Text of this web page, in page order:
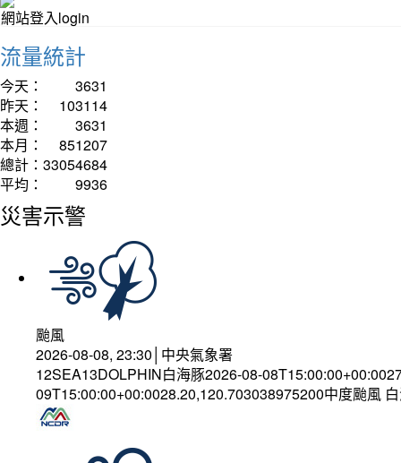
網站登入login
流量統計
今天：
3631
昨天：
103114
本週：
3631
本月：
851207
總計： 33054684
平均：
9936
災害示警
颱風
2026-08-08, 23:30│中央氣象署
12SEA13DOLPHIN白海豚2026-08-
09T15:00:00+00:0028.20,120.703038975200中度颱風